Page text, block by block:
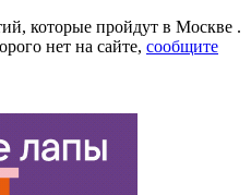
которые пройдут в Москве .
нет на сайте, сообщите